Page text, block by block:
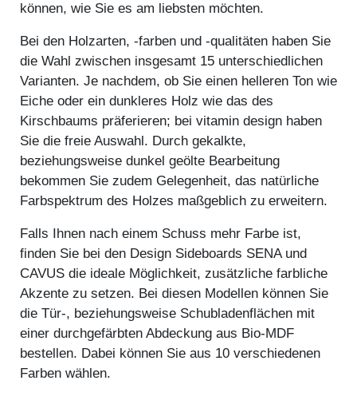
können, wie Sie es am liebsten möchten.
Bei den Holzarten, -farben und -qualitäten haben Sie
die Wahl zwischen insgesamt 15 unterschiedlichen
Varianten. Je nachdem, ob Sie einen helleren Ton wie
Eiche oder ein dunkleres Holz wie das des
Kirschbaums präferieren; bei vitamin design haben
Sie die freie Auswahl. Durch gekalkte,
beziehungsweise dunkel geölte Bearbeitung
bekommen Sie zudem Gelegenheit, das natürliche
Farbspektrum des Holzes maßgeblich zu erweitern.
Falls Ihnen nach einem Schuss mehr Farbe ist,
finden Sie bei den Design Sideboards SENA und
CAVUS die ideale Möglichkeit, zusätzliche farbliche
Akzente zu setzen. Bei diesen Modellen können Sie
die Tür-, beziehungsweise Schubladenflächen mit
einer durchgefärbten Abdeckung aus Bio-MDF
bestellen. Dabei können Sie aus 10 verschiedenen
Farben wählen.